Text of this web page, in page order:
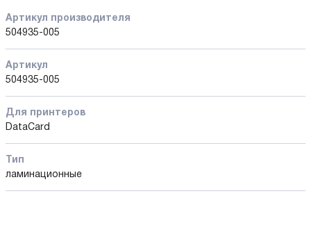
Артикул производителя
504935-005
Артикул
504935-005
Для принтеров
DataCard
Тип
ламинационные